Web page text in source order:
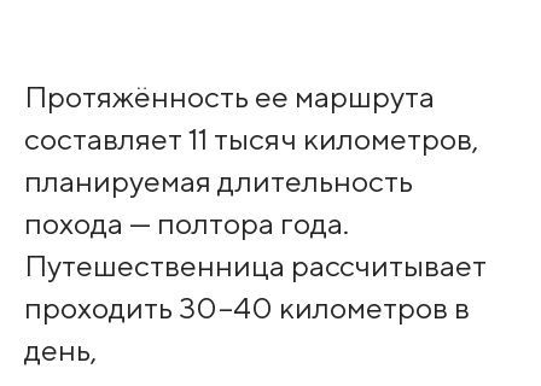
Протяжённость ее маршрута
составляет 11 тысяч километров,
планируемая длительность
похода — полтора года.
Путешественница рассчитывает
проходить 30–40 километров в
день,